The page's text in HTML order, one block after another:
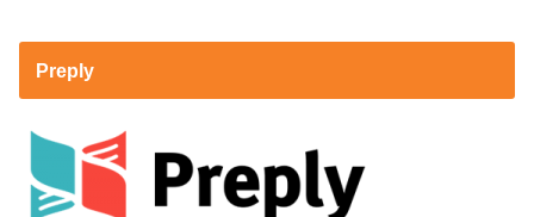
Preply